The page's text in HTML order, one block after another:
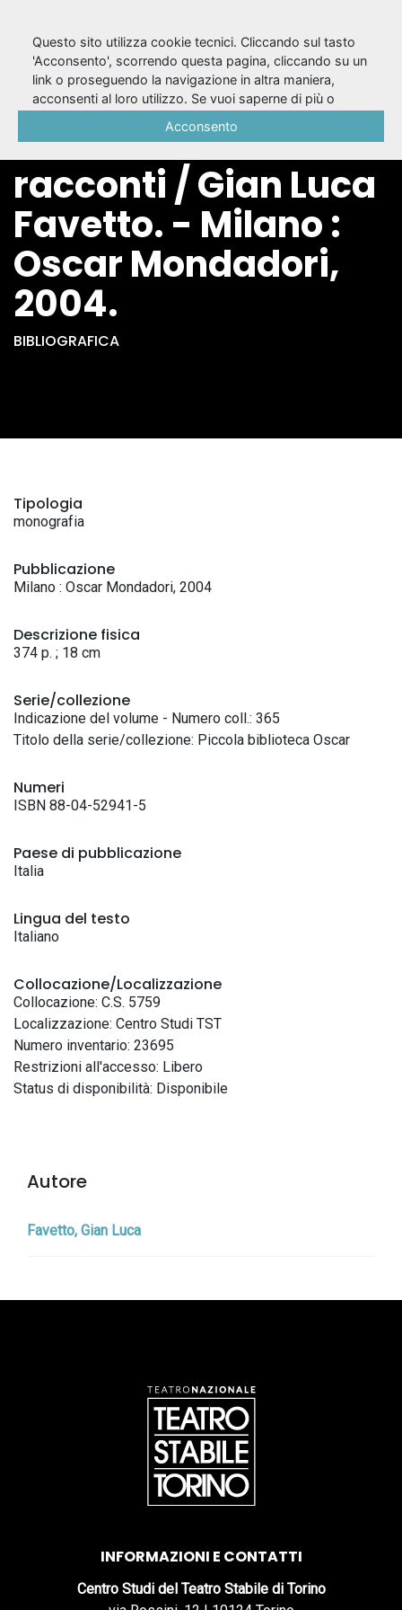
Se vedi il futuro digli
di non venire :
racconti / Gian Luca
Favetto. - Milano :
Oscar Mondadori,
2004.
BIBLIOGRAFICA
Tipologia
monografia
Pubblicazione
Milano : Oscar Mondadori, 2004
Descrizione fisica
374 p. ; 18 cm
Serie/collezione
Indicazione del volume - Numero coll.: 365
Titolo della serie/collezione: Piccola biblioteca Oscar
Numeri
ISBN 88-04-52941-5
Paese di pubblicazione
Italia
Lingua del testo
Italiano
Collocazione/Localizzazione
Collocazione: C.S. 5759
Localizzazione: Centro Studi TST
Numero inventario: 23695
Restrizioni all'accesso: Libero
Status di disponibilità: Disponibile
Autore
Favetto, Gian Luca
INFORMAZIONI E CONTATTI
Centro Studi del Teatro Stabile di Torino
Questo sito utilizza cookie tecnici. Cliccando sul tasto
'Acconsento', scorrendo questa pagina, cliccando su un
link o proseguendo la navigazione in altra maniera,
acconsenti al loro utilizzo. Se vuoi saperne di più o
Acconsento